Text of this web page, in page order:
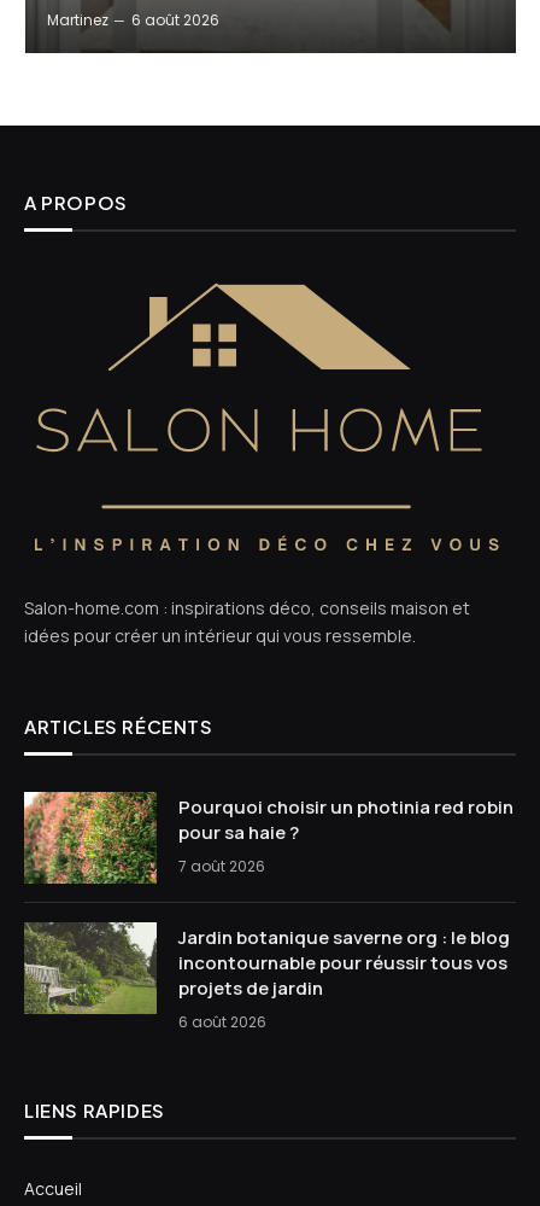
Martinez 6 août 2026
A PROPOS
Salon-home.com : inspirations déco, conseils maison et
idées pour créer un intérieur qui vous ressemble.
ARTICLES RÉCENTS
Pourquoi choisir un photinia red robin
pour sa haie ?
7 août 2026
Jardin botanique saverne org : le blog
incontournable pour réussir tous vos
projets de jardin
6 août 2026
LIENS RAPIDES
Accueil